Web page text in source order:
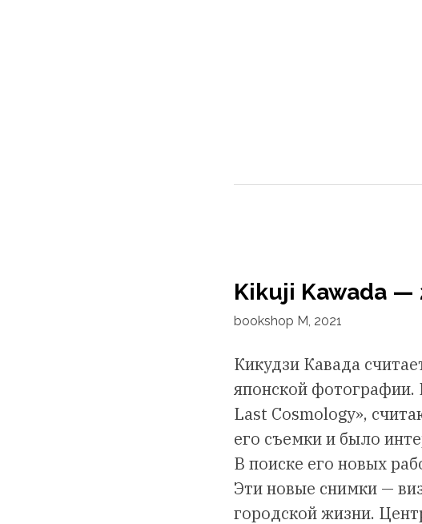
Kikuji Kawada —
bookshop M, 2021
Кикудзи Кавада
японской фотографии.
Last Cosmology»,
его съемки и было
В поиске его новых
Эти новые снимки —
городской жизни.